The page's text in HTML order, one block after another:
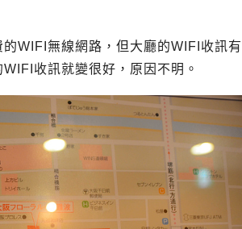
WIFI無線網路，但大廳的WIFI收訊有
收訊就變很好，原因不明。